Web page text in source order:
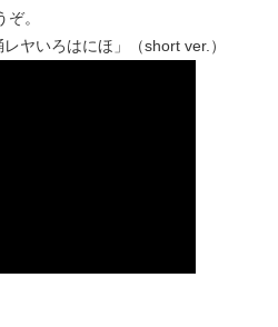
。
ヤいろはにほ」（short ver.）